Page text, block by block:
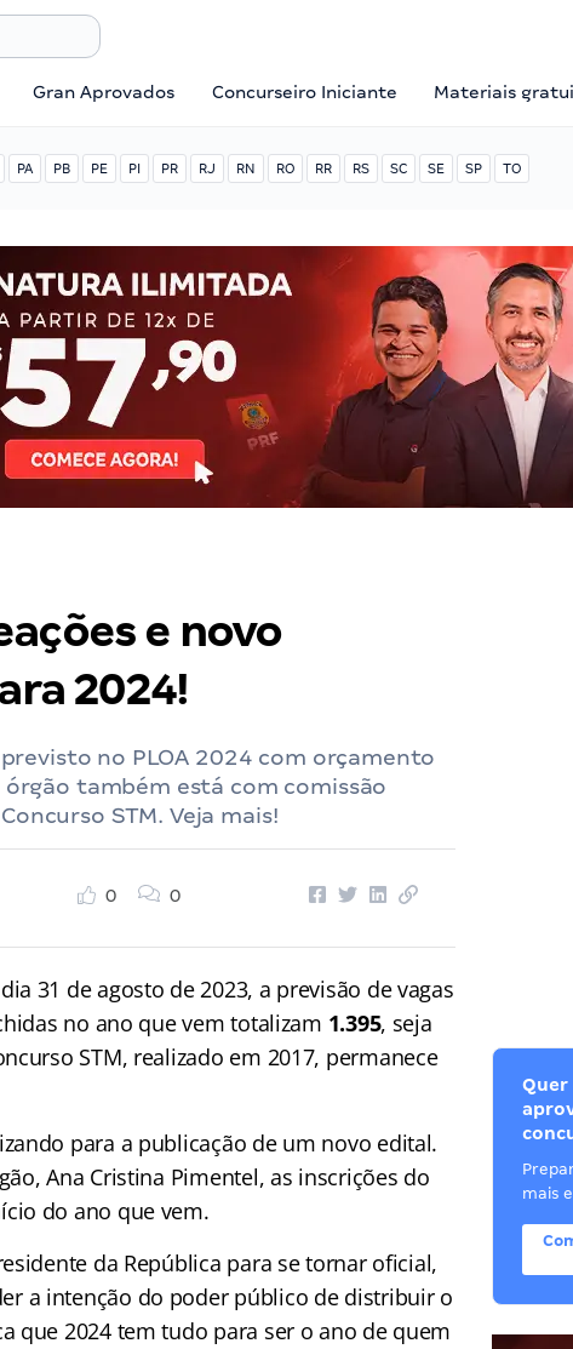
Gran Aprovados Concurseiro Iniciante Materiais
PA PB PE PI PR RJ RN RO RR RS SC SE SP TO
e novo
2024!
no PLOA 2024 com orçamento
também está com comissão
STM. Veja mais!
0 0
31 de agosto de 2023, a previsão de vagas
no ano que vem totalizam 1.395, seja
STM, realizado em 2017, permanece
para a publicação de um novo edital.
Ana Cristina Pimentel, as inscrições do
do ano que vem.
da República para se tornar oficial,
a intenção do poder público de distribuir o
que 2024 tem tudo para ser o ano de quem
Quer
mais